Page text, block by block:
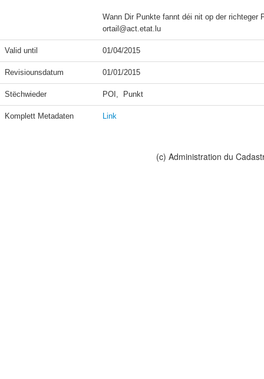
Wann Dir Punkte fannt déi nit op der
ortail@act.etat.lu
Valid until 01/04/2015
Revisiounsdatum 01/01/2015
Stëchwieder POI,  Punkt
Komplett Metadaten Link
(c) Administration du